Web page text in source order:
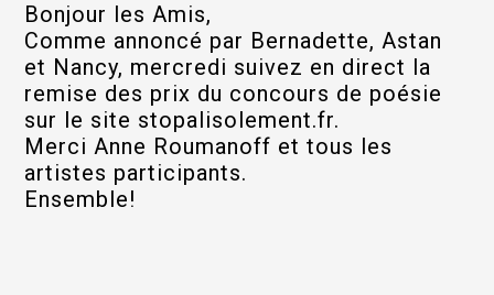
Bonjour les Amis,
Comme annoncé par Bernadette, Astan
et Nancy, mercredi suivez en direct la
remise des prix du concours de poésie
sur le site stopalisolement.fr.
Merci Anne Roumanoff et tous les
artistes participants.
Ensemble!